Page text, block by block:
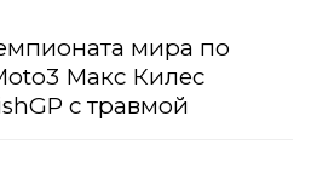
мира по
Макс Килес
с травмой